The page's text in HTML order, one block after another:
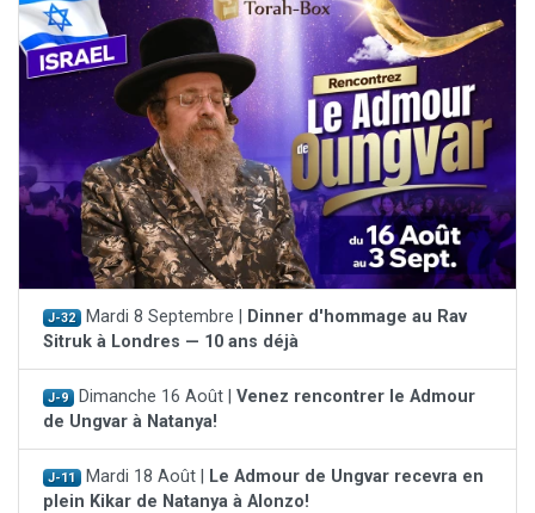
J-32 Mardi 8 Septembre |
Dinner d'hommage au Rav
Sitruk à Londres — 10 ans déjà
J-9 Dimanche 16 Août | Venez rencontrer le Admour
de Ungvar à Natanya!
J-11 Mardi 18 Août |
Le Admour de Ungvar recevra en
plein Kikar de Natanya à Alonzo!